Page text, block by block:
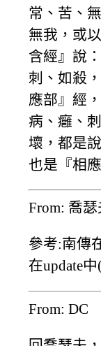
常、苦、
無我，或
含經』說
刺、如殺
應部』經
病、癰、
壞，都是
也是『相
From: 喬瑟
參考:南傳
在update
From: DC